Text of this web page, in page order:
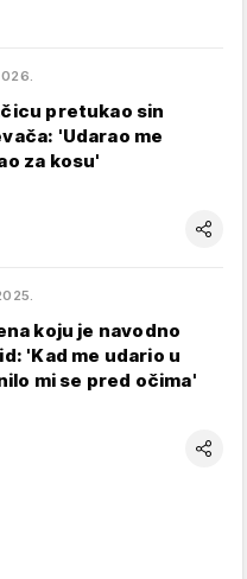
pretukao sin
'Udarao me
za kosu'
koju je navodno
'Kad me udario u
mi se pred očima'